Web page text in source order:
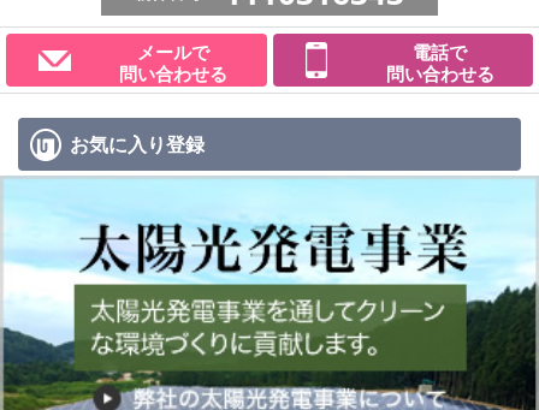
メールで
問い合わせる
電話で
問い合わせる
お気に入り登録